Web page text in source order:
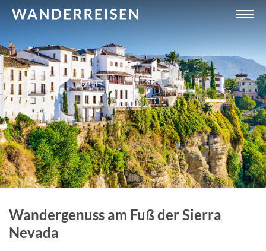
Wandergenuss am Fuß der Sierra
Nevada